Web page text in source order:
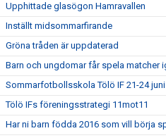
Upphittade glasögon Hamravallen
Inställt midsommarfirande
Gröna tråden är uppdaterad
Barn och ungdomar får spela matcher
Sommarfotbollsskola Tölö IF 21-24 juni
Tölö IFs föreningsstrategi 11mot11
Har ni barn födda 2016 som vill börja